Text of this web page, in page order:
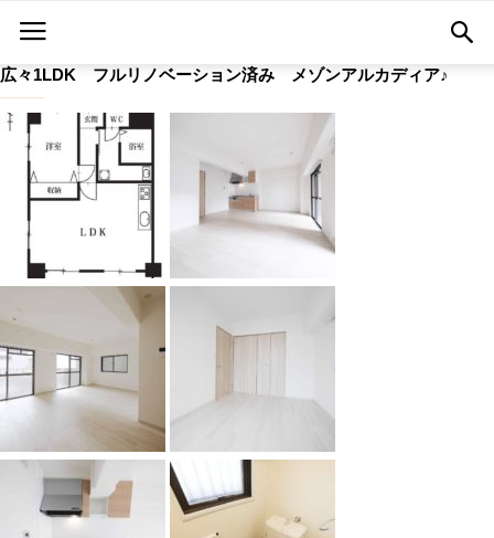
広々1LDK フルリノベーション済み メゾンアルカディア♪